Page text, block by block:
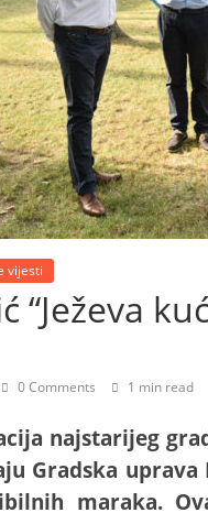
vijesti
0 Comments 1 min read
najstarijeg
Gradska
maraka.